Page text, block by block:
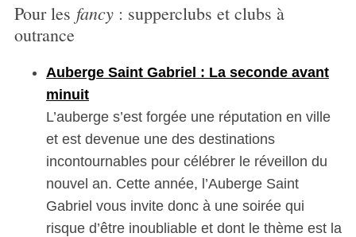
Pour les fancy: supperclubs et clubs à
outrance
Auberge Saint Gabriel : La seconde avant
minuit
L’auberge s’est forgée une réputation en ville
et est devenue une des destinations
incontournables pour célébrer le réveillon du
nouvel an. Cette année, l’Auberge Saint
Gabriel vous invite donc à une soirée qui
risque d’être inoubliable et dont le thème est la